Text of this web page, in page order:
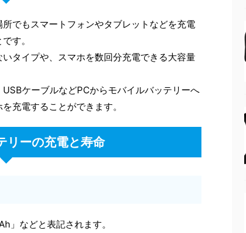
でもスマートフォンやタブレットなどを充電
す。
タイプや、スマホを数回分充電できる大容量
ケーブルなどPCからモバイルバッテリーへ
充電することができます。
リーの充電と寿命
」などと表記されます。